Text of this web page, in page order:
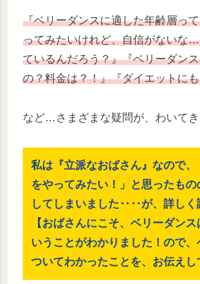
『ベリーダンスに適した年齢層っ
ってみたいけれど、自信がないな
ているんだろう？』『ベリーダン
の？料金は？！』『ダイエットに
など…さまざまな疑問が、わいてき
私は『立派なおばさん』なので、
をやってみたい！」と思ったも
してしまいました‥‥が、詳しく
【おばさんにこそ、ベリーダン
いうことがわかりました！ので、
ついてわかったことを、お伝えし